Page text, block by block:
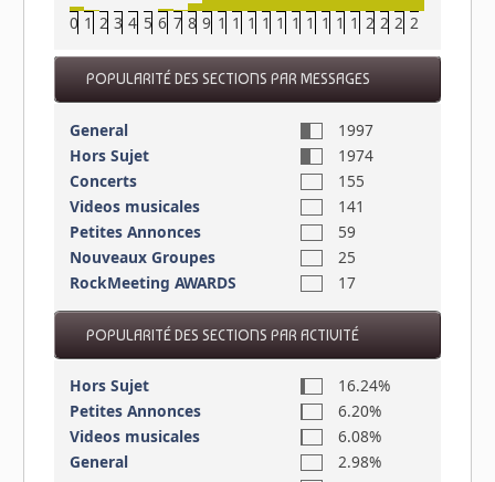
0 1 2 3 4 5 6 7 8 9 1011121314151617181920212223
POPULARITÉ DES SECTIONS PAR MESSAGES
General
1997
Hors Sujet
1974
Concerts
155
Videos musicales
141
Petites Annonces
59
Nouveaux Groupes
25
RockMeeting AWARDS
17
POPULARITÉ DES SECTIONS PAR ACTIVITÉ
Hors Sujet
16.24%
Petites Annonces
6.20%
Videos musicales
6.08%
General
2.98%